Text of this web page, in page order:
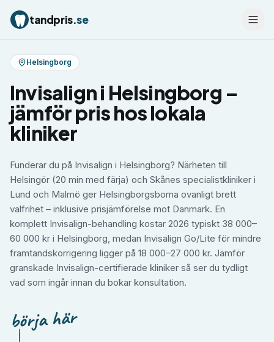
tandpris.se
Helsingborg
Invisaligni Helsingborg –
jämför pris hos lokala
kliniker
Funderar du på Invisalign i Helsingborg? Närheten till
Helsingör (20 min med färja) och Skånes specialistkliniker i
Lund och Malmö ger Helsingborgsborna ovanligt brett
valfrihet – inklusive prisjämförelse mot Danmark. En
komplett Invisalign-behandling kostar 2026 typiskt 38 000–
60 000 kr i Helsingborg, medan Invisalign Go/Lite för mindre
framtandskorrigering ligger på 18 000–27 000 kr. Jämför
granskade Invisalign-certifierade kliniker så ser du tydligt
vad som ingår innan du bokar konsultation.
börja här